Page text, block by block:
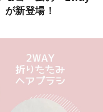
新登場！